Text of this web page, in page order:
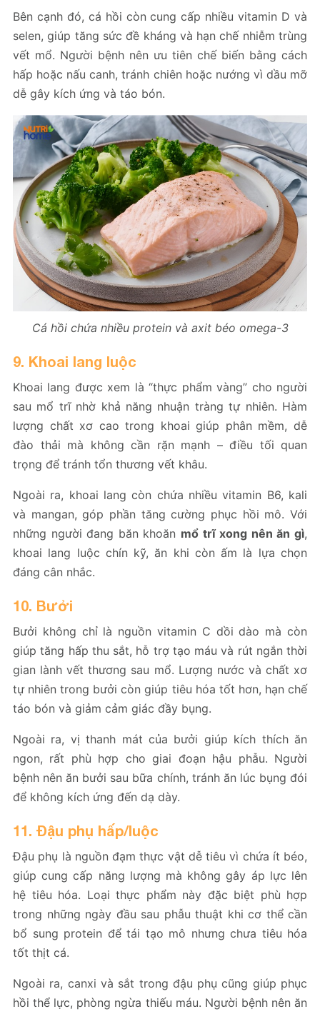
Bên cạnh đó, cá hồi còn cung cấp nhiều vitamin D và
selen, giúp tăng sức đề kháng và hạn chế nhiễm trùng
vết mổ. Người bệnh nên ưu tiên chế biến bằng cách
hấp hoặc nấu canh, tránh chiên hoặc nướng vì dầu mỡ
dễ gây kích ứng và táo bón.
Cá hồi chứa nhiều protein và axit béo omega-3
9. Khoai lang luộc
Khoai lang được xem là “thực phẩm vàng” cho người
sau mổ trĩ nhờ khả năng nhuận tràng tự nhiên. Hàm
lượng chất xơ cao trong khoai giúp phân mềm, dễ
đào thải mà không cần rặn mạnh – điều tối quan
trọng để tránh tổn thương vết khâu.
Ngoài ra, khoai lang còn chứa nhiều vitamin B6, kali
và mangan, góp phần tăng cường phục hồi mô. Với
những người đang băn khoăn mổ trĩ xong nên ăn gì,
khoai lang luộc chín kỹ, ăn khi còn ấm là lựa chọn
đáng cân nhắc.
10. Bưởi
Bưởi không chỉ là nguồn vitamin C dồi dào mà còn
giúp tăng hấp thu sắt, hỗ trợ tạo máu và rút ngắn thời
gian lành vết thương sau mổ. Lượng nước và chất xơ
tự nhiên trong bưởi còn giúp tiêu hóa tốt hơn, hạn chế
táo bón và giảm cảm giác đầy bụng.
Ngoài ra, vị thanh mát của bưởi giúp kích thích ăn
ngon, rất phù hợp cho giai đoạn hậu phẫu. Người
bệnh nên ăn bưởi sau bữa chính, tránh ăn lúc bụng đói
để không kích ứng đến dạ dày.
11. Đậu phụ hấp/luộc
Đậu phụ là nguồn đạm thực vật dễ tiêu vì chứa ít béo,
giúp cung cấp năng lượng mà không gây áp lực lên
hệ tiêu hóa. Loại thực phẩm này đặc biệt phù hợp
trong những ngày đầu sau phẫu thuật khi cơ thể cần
bổ sung protein để tái tạo mô nhưng chưa tiêu hóa
tốt thịt cá.
Ngoài ra, canxi và sắt trong đậu phụ cũng giúp phục
hồi thể lực, phòng ngừa thiếu máu. Người bệnh nên ăn